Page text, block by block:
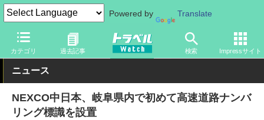
Powered by Translate
カテゴリ 過去記事 検索 Impressサイト
トラベル Watch 地域 国内旅行 中部
ニュース
NEXCO中日本、岐阜県内で初めて高速道路ナンバ
リング標識を設置